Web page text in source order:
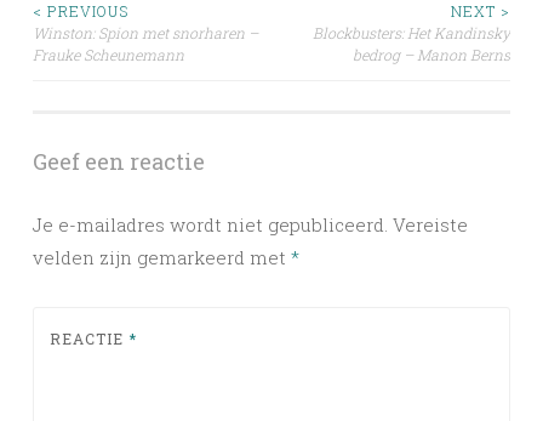
Post
navigation
< PREVIOUS
Winston: Spion met snorharen –
Frauke Scheunemann
NEXT >
Blockbusters: Het Kandinsky
bedrog – Manon Berns
Geef een reactie
Je e-mailadres wordt niet gepubliceerd. Vereiste
velden zijn gemarkeerd met *
REACTIE *